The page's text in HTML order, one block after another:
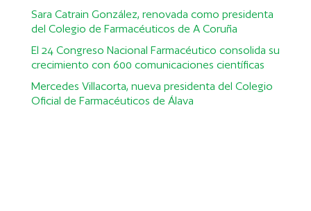
Sara Catrain González, renovada como presidenta
del Colegio de Farmacéuticos de A Coruña
El 24 Congreso Nacional Farmacéutico consolida su
crecimiento con 600 comunicaciones científicas
Mercedes Villacorta, nueva presidenta del Colegio
Oficial de Farmacéuticos de Álava